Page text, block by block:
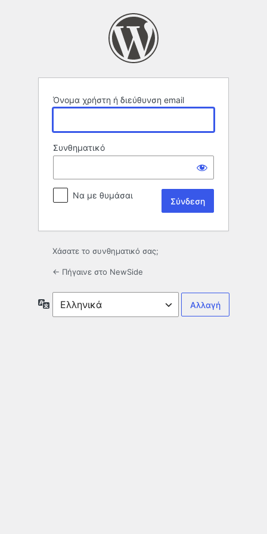
Όνομα χρήστη ή διεύθυνση email
Συνθηματικό
Να με θυμάσαι
Χάσατε το συνθηματικό σας;
← Πήγαινε στο NewSide
Γλώσσα